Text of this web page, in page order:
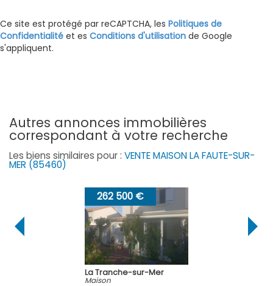
Ce site est protégé par reCAPTCHA, les Politiques de
Confidentialité et es Conditions d'utilisation de Google
s'appliquent.
autres annonces immobilières
correspondant à votre recherche
Les biens similaires pour : VENTE MAISON LA FAUTE-SUR-
MER (85460)
La Tranche-sur-Mer